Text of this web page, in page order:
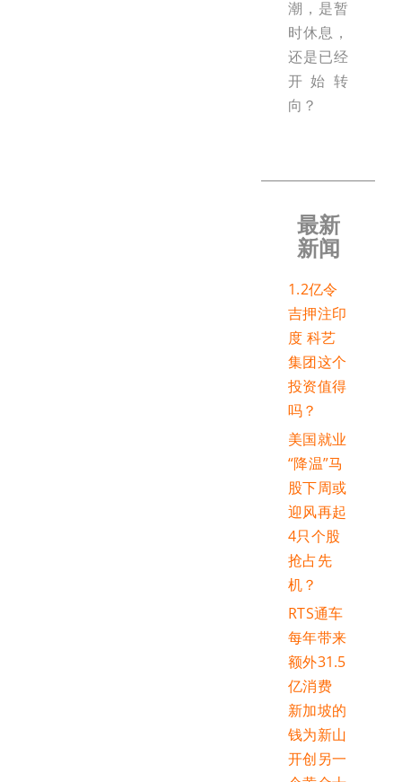
潮，是暂
时休息，
还是已经
开始转
向？
最新
新闻
1.2亿令
吉押注印
度 科艺
集团这个
投资值得
吗？
美国就业
“降温”马
股下周或
迎风再起
4只个股
抢占先
机？
RTS通车
每年带来
额外31.5
亿消费
新加坡的
钱为新山
开创另一